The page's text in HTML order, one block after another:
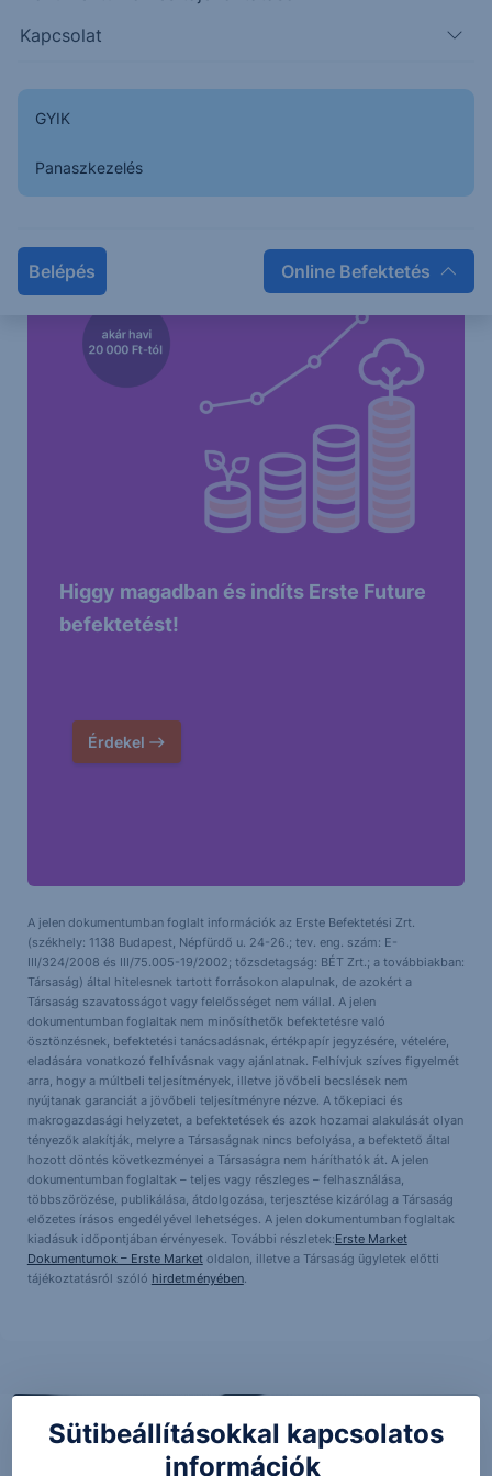
Kapcsolat
GYIK
Panaszkezelés
Belépés Online Befektetés
Higgy magadban és indíts Erste Future
befektetést!
Érdekel
A jelen dokumentumban foglalt információk az Erste Befektetési Zrt.
(székhely: 1138 Budapest, Népfürdő u. 24-26.; tev. eng. szám: E-
III/324/2008 és III/75.005-19/2002; tőzsdetagság: BÉT Zrt.; a továbbiakban:
Társaság) által hitelesnek tartott forrásokon alapulnak, de azokért a
Társaság szavatosságot vagy felelősséget nem vállal. A jelen
dokumentumban foglaltak nem minősíthetők befektetésre való
ösztönzésnek, befektetési tanácsadásnak, értékpapír jegyzésére, vételére,
eladására vonatkozó felhívásnak vagy ajánlatnak. Felhívjuk szíves figyelmét
arra, hogy a múltbeli teljesítmények, illetve jövőbeli becslések nem
nyújtanak garanciát a jövőbeli teljesítményre nézve. A tőkepiaci és
makrogazdasági helyzetet, a befektetések és azok hozamai alakulását olyan
tényezők alakítják, melyre a Társaságnak nincs befolyása, a befektető által
hozott döntés következményei a Társaságra nem háríthatók át. A jelen
dokumentumban foglaltak – teljes vagy részleges – felhasználása,
többszörözése, publikálása, átdolgozása, terjesztése kizárólag a Társaság
előzetes írásos engedélyével lehetséges. A jelen dokumentumban foglaltak
kiadásuk időpontjában érvényesek. További részletek:Erste Market
Dokumentumok – Erste Marketoldalon, illetve a Társaság ügyletek előtti
tájékoztatásról szóló hirdetményében.
Sütibeállításokkal kapcsolatos
információk